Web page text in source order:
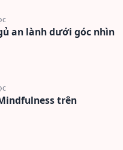
an lành dưới góc nhìn
trên